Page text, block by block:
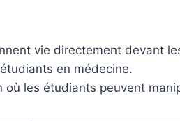
vie directement devant
en médecine.
où les étudiants peuvent